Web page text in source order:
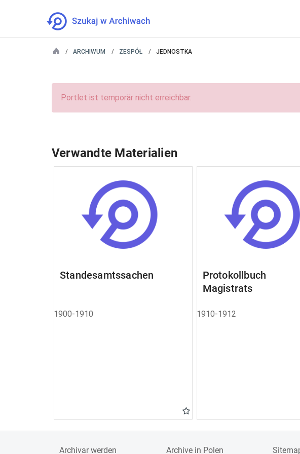
ARCHIWUM ZESPÓŁ JEDNOSTKA
Portlet ist temporär nicht erreichbar.
Verwandte Materialien
Standesamtssachen
1900-1910
Magistrats
1910-1912
Archivar werden Archive in Polen